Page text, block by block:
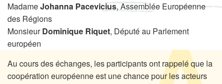
MadameJohanna Pacevicius, Assemblée Européenne
des Régions
MonsieurDominique Riquet, Député au Parlement
européen
Au cours des échanges, les participants ont rappelé que la
coopération européenne est une chance pour les acteurs